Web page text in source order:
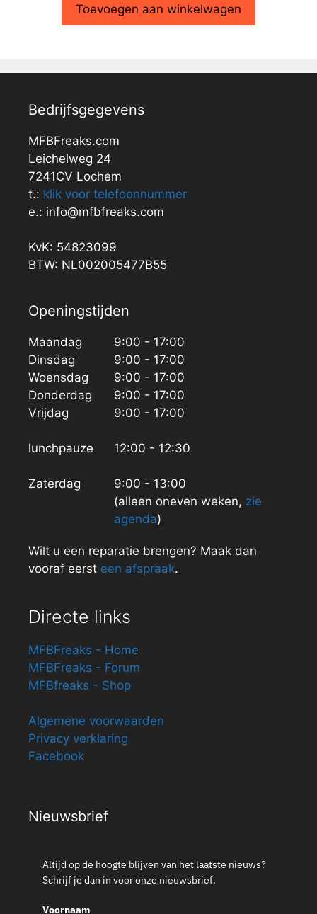
Toevoegen aan winkelwagen
Bedrijfsgegevens
MFBFreaks.com
Leichelweg 24
7241CV Lochem
t.: klik voor telefoonnummer
e.: info@mfbfreaks.com
KvK: 54823099
BTW: NL002005477B55
Openingstijden
Maandag
Dinsdag
Woensdag
Donderdag
Vrijdag
lunchpauze
Zaterdag
9:00 - 17:00
9:00 - 17:00
9:00 - 17:00
9:00 - 17:00
9:00 - 17:00
12:00 - 12:30
9:00 - 13:00
(alleen oneven weken, zie
agenda)
Wilt u een reparatie brengen? Maak dan
vooraf eerst een afspraak.
Directe links
MFBFreaks - Home
MFBFreaks - Forum
MFBfreaks - Shop
Algemene voorwaarden
Privacy verklaring
Facebook
Nieuwsbrief
Altijd op de hoogte blijven van het laatste nieuws?
Schrijf je dan in voor onze nieuwsbrief.
Voornaam